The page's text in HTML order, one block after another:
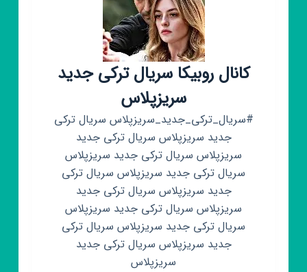
کانال روبیکا سریال ترکی جدید
سریزپلاس
#سریال_ترکی_جدید_سریزپلاس سریال ترکی
جدید سریزپلاس سریال ترکی جدید
سریزپلاس سریال ترکی جدید سریزپلاس
سریال ترکی جدید سریزپلاس سریال ترکی
جدید سریزپلاس سریال ترکی جدید
سریزپلاس سریال ترکی جدید سریزپلاس
سریال ترکی جدید سریزپلاس سریال ترکی
جدید سریزپلاس سریال ترکی جدید
سریزپلاس